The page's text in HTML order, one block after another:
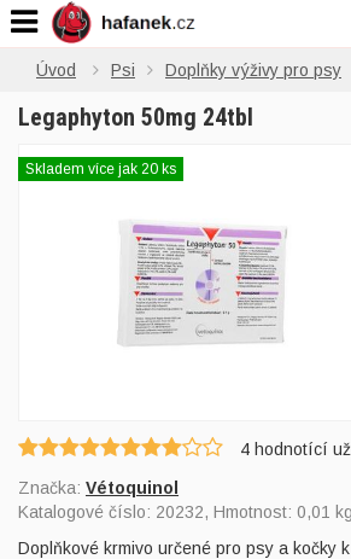
Úvod Psi Doplňky výživy pro psy
Legaphyton 50mg 24tbl
Skladem více jak 20 ks
4 hodnotící
Značka: Vétoquinol
Katalogové číslo: 20232, Hmotnost: 0,01
Doplňkové krmivo určené pro psy a kočky